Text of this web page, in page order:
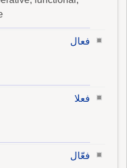
فعال
فعلا
فعّال